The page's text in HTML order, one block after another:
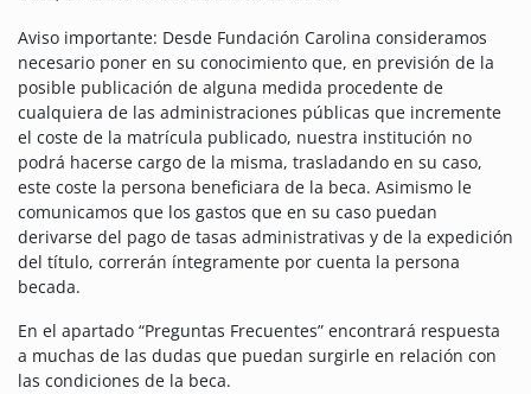
Aviso importante: Desde Fundación Carolina consideramos
necesario poner en su conocimiento que, en previsión de la
posible publicación de alguna medida procedente de
cualquiera de las administraciones públicas que incremente
el coste de la matrícula publicado, nuestra institución no
podrá hacerse cargo de la misma, trasladando en su caso,
este coste la persona beneficiara de la beca. Asimismo le
comunicamos que los gastos que en su caso puedan
derivarse del pago de tasas administrativas y de la expedición
del título, correrán íntegramente por cuenta la persona
becada.
En el apartado “Preguntas Frecuentes” encontrará respuesta
a muchas de las dudas que puedan surgirle en relación con
las condiciones de la beca.